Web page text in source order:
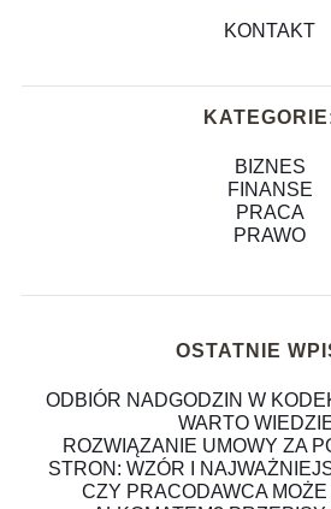
KONTAKT
BIZNES
FINANSE
PRACA
PRAWO
OSTATNIE
ODBIÓR NADGODZIN W
WARTO
ROZWIĄZANIE UMOWY ZA
STRON: WZÓR I
CZY PRACODAWCA